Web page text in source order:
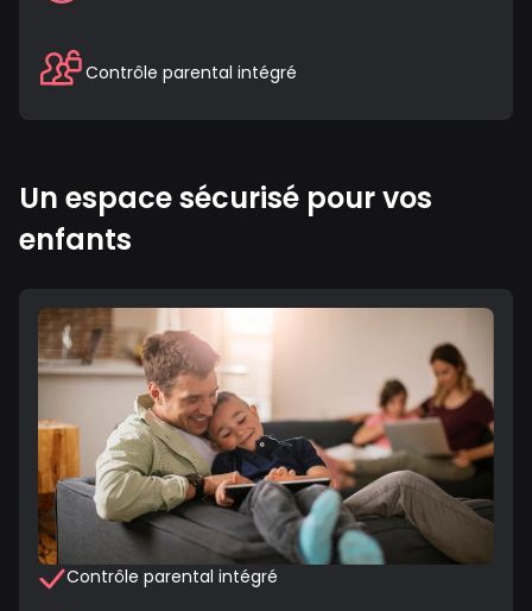
Contrôle parental intégré
Un espace sécurisé pour vos
enfants
Contrôle parental intégré